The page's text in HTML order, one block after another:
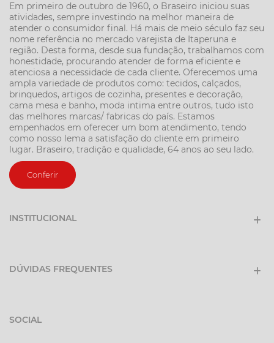
Em primeiro de outubro de 1960, o Braseiro iniciou suas
atividades, sempre investindo na melhor maneira de
atender o consumidor final. Há mais de meio século faz seu
nome referência no mercado varejista de Itaperuna e
região. Desta forma, desde sua fundação, trabalhamos com
honestidade, procurando atender de forma eficiente e
atenciosa a necessidade de cada cliente. Oferecemos uma
ampla variedade de produtos como: tecidos, calçados,
brinquedos, artigos de cozinha, presentes e decoração,
cama mesa e banho, moda intima entre outros, tudo isto
das melhores marcas/ fabricas do país. Estamos
empenhados em oferecer um bom atendimento, tendo
como nosso lema a satisfação do cliente em primeiro
lugar. Braseiro, tradição e qualidade, 64 anos ao seu lado.
Conferir
INSTITUCIONAL
DÚVIDAS FREQUENTES
SOCIAL